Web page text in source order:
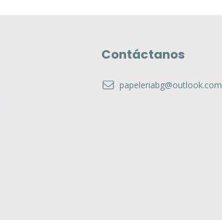
Contáctanos
papeleriabg@outlook.com